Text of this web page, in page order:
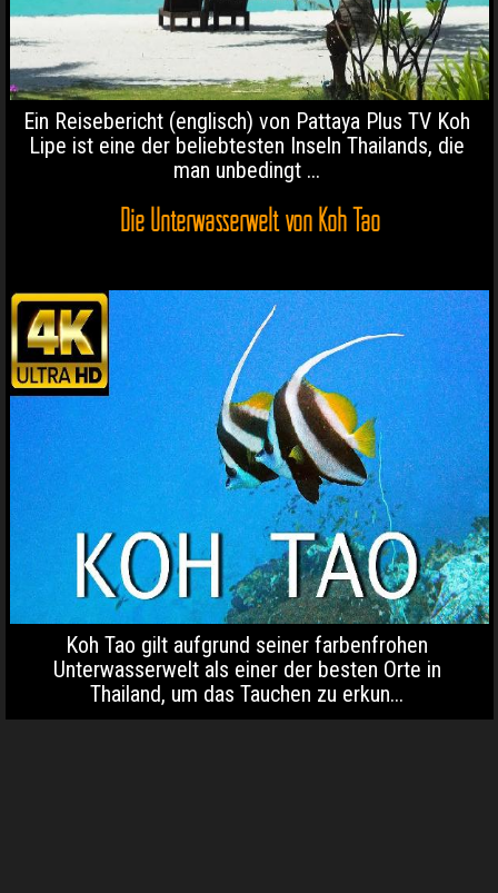
Ein Reisebericht (englisch) von Pattaya Plus TV Koh
Lipe ist eine der beliebtesten Inseln Thailands, die
man unbedingt ...
Die Unterwasserwelt von Koh Tao
Koh Tao gilt aufgrund seiner farbenfrohen
Unterwasserwelt als einer der besten Orte in
Thailand, um das Tauchen zu erkun...